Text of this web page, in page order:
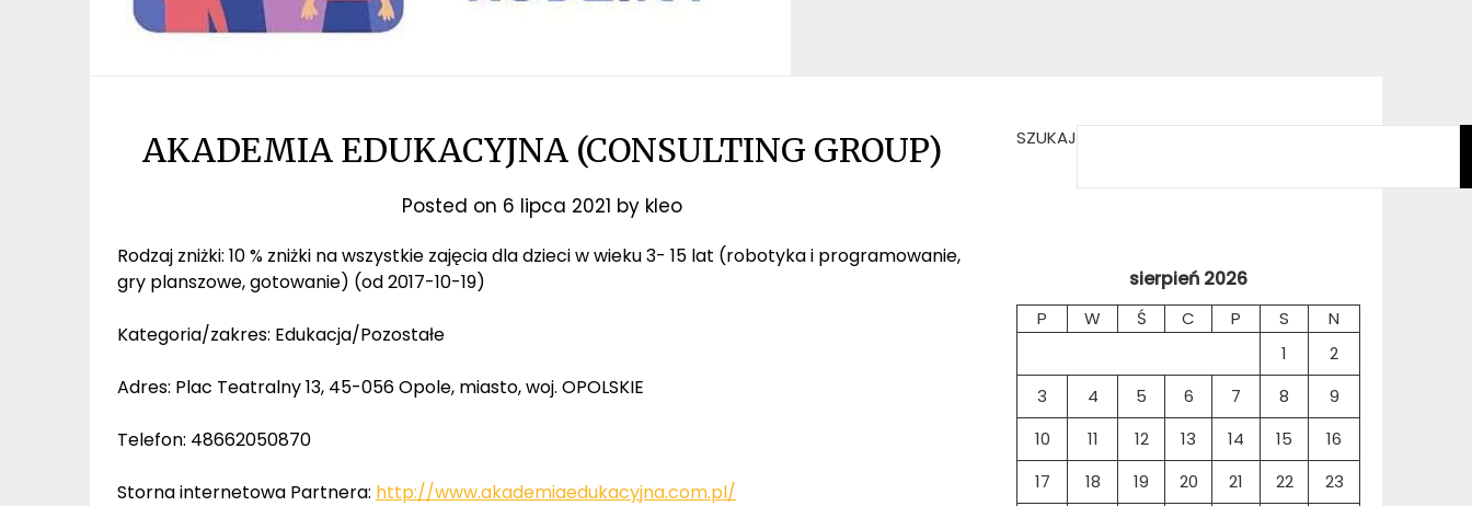
AKADEMIA EDUKACYJNA (CONSULTING GROUP)
Posted on 6 lipca 2021 by kleo
Rodzaj zniżki: 10 % zniżki na wszystkie zajęcia dla dzieci w wieku 3- 15 lat (robotyka i programowanie,
gry planszowe, gotowanie) (od 2017-10-19)
Kategoria/zakres: Edukacja/Pozostałe
Adres: Plac Teatralny 13, 45-056 Opole, miasto, woj. OPOLSKIE
Telefon: 48662050870
Storna internetowa Partnera: http://www.akademiaedukacyjna.com.pl/
SZUKAJ
sierpień 2026
P W Ś C P S
N
1
2
3
4 5 6 7 8
9
10
11 12 13 14 15
16
17
18 19 20 21 22
23